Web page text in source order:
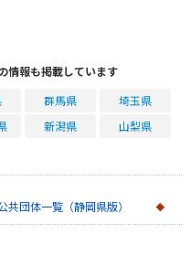
情報も掲載しています
群馬県
埼玉県
新潟県
山梨県
団体一覧（静岡県版）